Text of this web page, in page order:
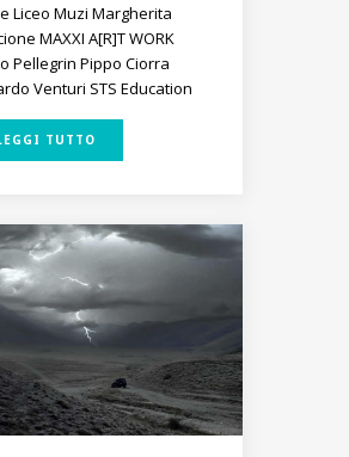
Liceo Muzi Margherita
MAXXI A[R]T WORK
Pellegrin Pippo Ciorra
Venturi STS Education
TUTTO